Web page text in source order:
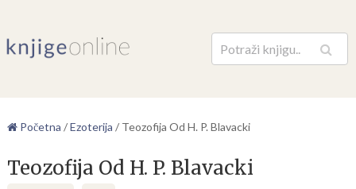
Pretraga
Početna /Ezoterija / Teozofija Od H. P. Blavacki
Teozofija Od H. P. Blavacki